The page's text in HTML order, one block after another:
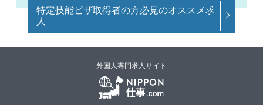
特定技能ビザ取得者の方必見のオススメ求
人
外国人専門求人サイト